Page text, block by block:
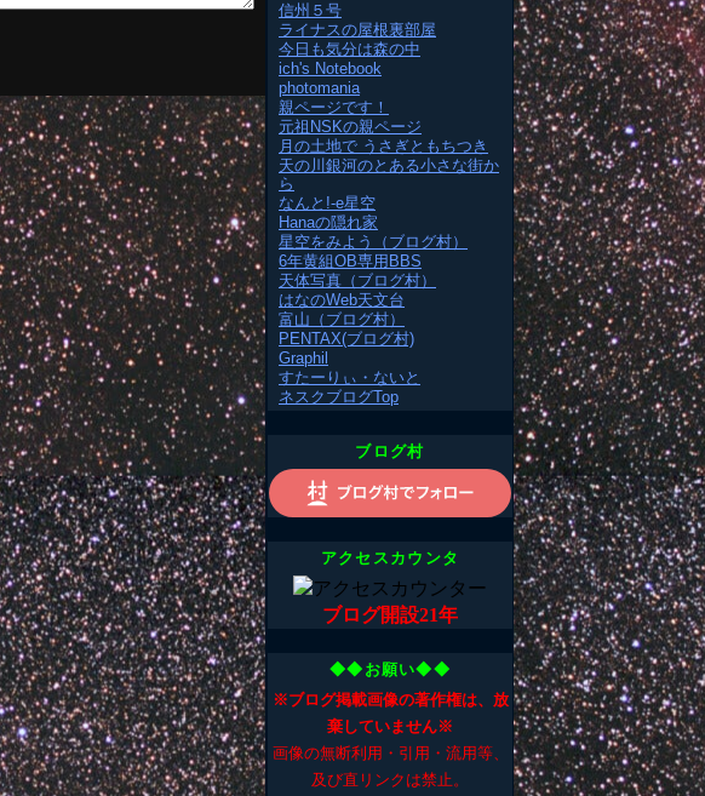
信州５号
ライナスの屋根裏部屋
今日も気分は森の中
ich's Notebook
photomania
親ページです！
元祖NSKの親ページ
月の土地で うさぎともちつき
天の川銀河のとある小さな街か
ら
なんと!-e星空
Hanaの隠れ家
星空をみよう（ブログ村）
6年黄組OB専用BBS
天体写真（ブログ村）
はなのWeb天文台
富山（ブログ村）
PENTAX(ブログ村)
Graphil
すたーりぃ・ないと
ネスクブログTop
ブログ村
アクセスカウンタ
ブログ開設21年
◆◆お願い◆◆
※ブログ掲載画像の著作権は、放
棄していません※
画像の無断利用・引用・流用等、
及び直リンクは禁止。